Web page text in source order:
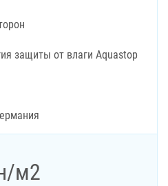
защиты от влаги Aquastop
/м2